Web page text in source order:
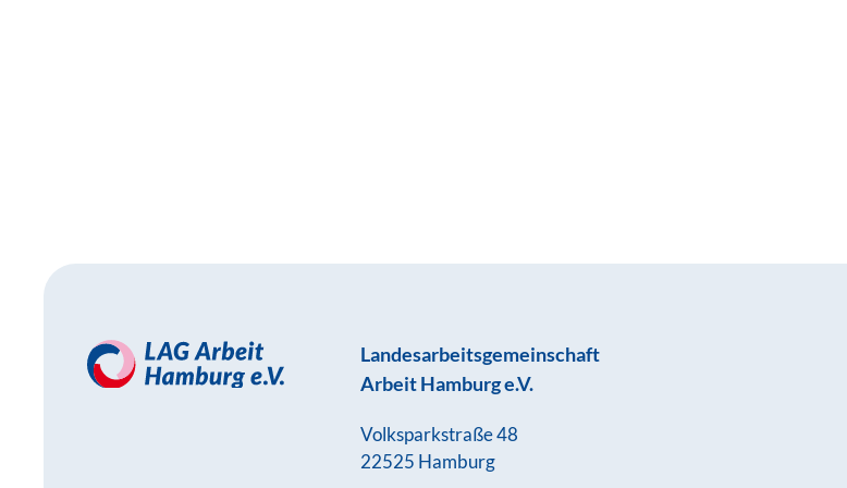
Landesarbeitsgemeinschaft
Arbeit Hamburg e.V.
Volksparkstraße 48
22525 Hamburg